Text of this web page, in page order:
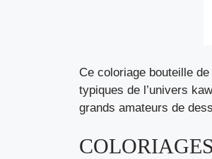
Ce coloriage bouteille
typiques de l’univers
grands amateurs de